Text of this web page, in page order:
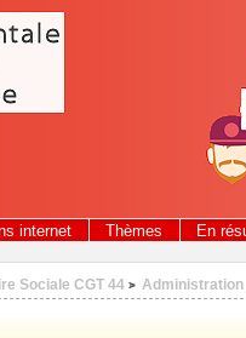
internet Thèmes En
Sociale CGT 44 > Administration